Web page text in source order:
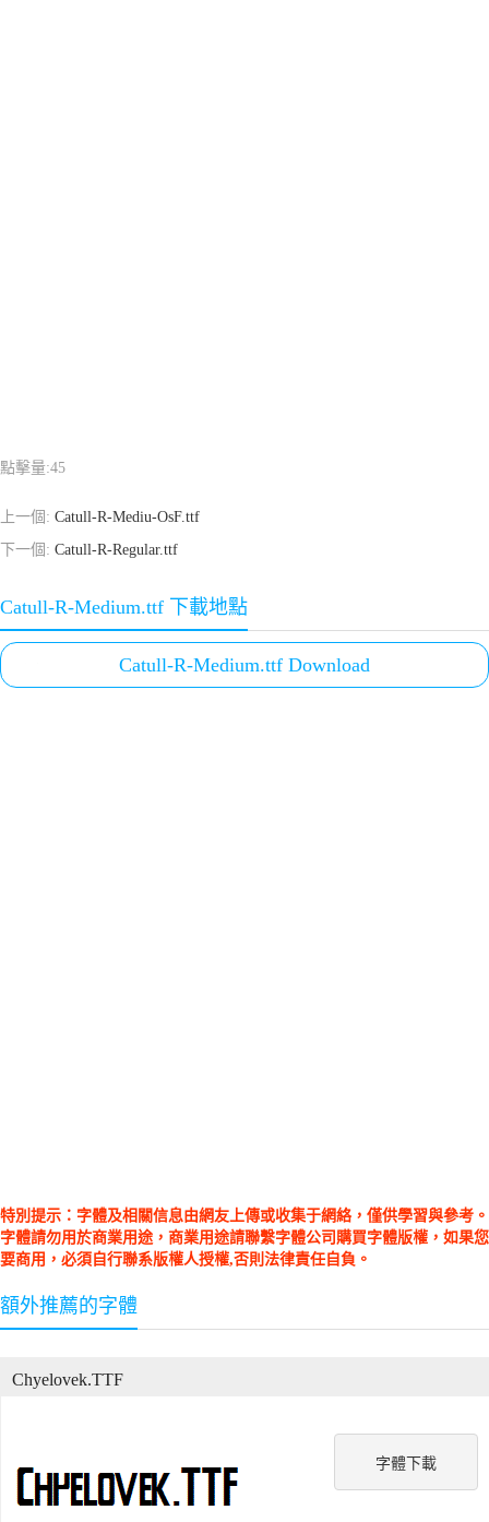
點擊量:45
上一個: Catull-R-Mediu-OsF.ttf
下一個: Catull-R-Regular.ttf
Catull-R-Medium.ttf 下載地點
Catull-R-Medium.ttf Download
特別提示：字體及相關信息由網友上傳或收集于網絡，僅供學習與參考。
字體請勿用於商業用途，商業用途請聯繫字體公司購買字體版權，如果您
要商用，必須自行聯系版權人授權,否則法律責任自負。
額外推薦的字體
字體下載
Chyelovek.TTF